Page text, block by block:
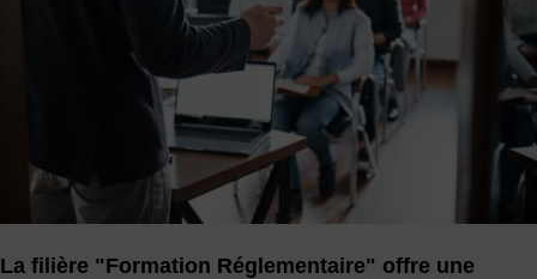
La filière "Formation Réglementaire" offre une